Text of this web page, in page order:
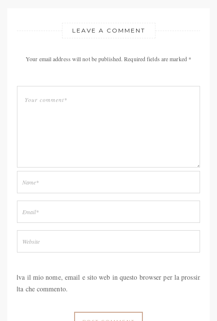
LEAVE A COMMENT
Your email address will not be published. Required fields are marked *
Salva il mio nome, email e sito web in questo browser per la prossima
volta che commento.